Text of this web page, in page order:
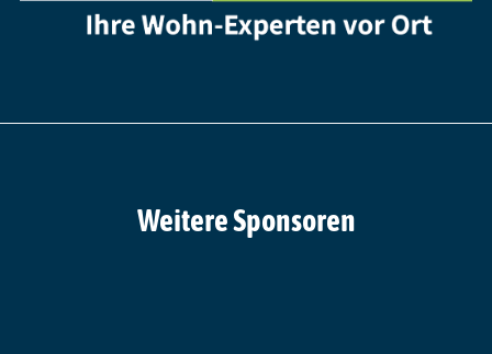
Weitere Sponsoren